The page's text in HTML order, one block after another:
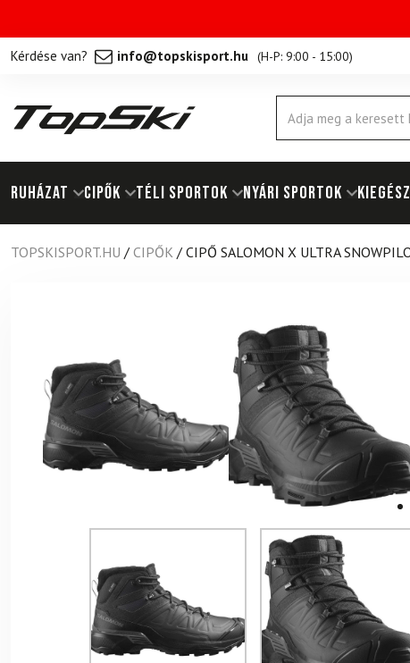
Kérdése van? info@topskisport.hu (H-P: 9:00 - 15:00)
Products
search
RUHÁZAT Cipők TÉLI SPORTOK NYÁRI SPORTOK
TOPSKISPORT.HU / CIPŐK / CIPŐ SALOMON X ULTRA